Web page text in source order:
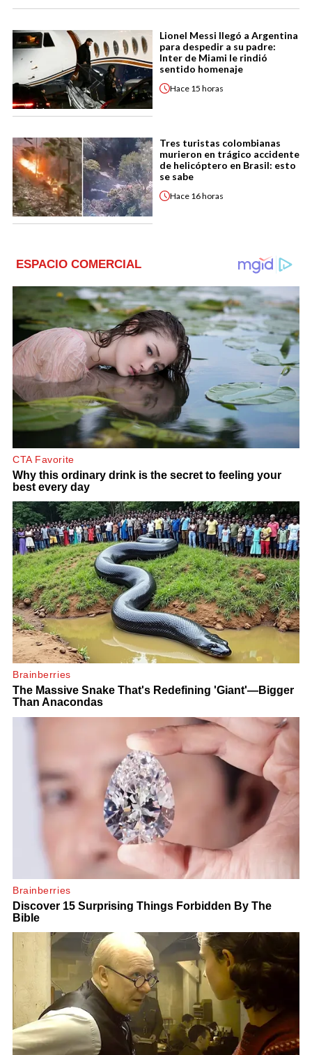
Lionel Messi llegó a Argentina
para despedir a su padre:
Inter de Miami le rindió
sentido homenaje
Hace 15 horas
Tres turistas colombianas
murieron en trágico accidente
de helicóptero en Brasil: esto
se sabe
Hace 16 horas